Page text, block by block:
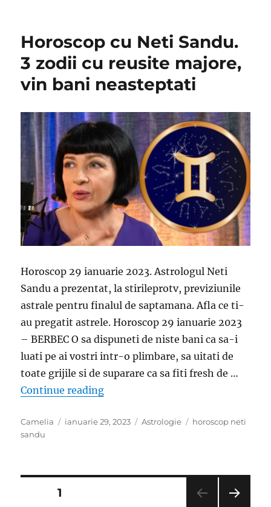
Horoscop cu Neti Sandu.
3 zodii cu reusite majore,
vin bani neasteptati
Horoscop 29 ianuarie 2023. Astrologul Neti
Sandu a prezentat, la stirileprotv, previziunile
astrale pentru finalul de saptamana. Afla ce ti-
au pregatit astrele. Horoscop 29 ianuarie 2023
– BERBEC O sa dispuneti de niste bani ca sa-i
luati pe ai vostri intr-o plimbare, sa uitati de
toate grijile si de suparare ca sa fiti fresh de …
Continue reading„Horoscop cu Neti Sandu. 3 zodii
Author
Camelia
Posted
ianuarie 29, 2023 Categories
Astrologie Tags
horoscop neti
sandu
Paginație
PAGE1